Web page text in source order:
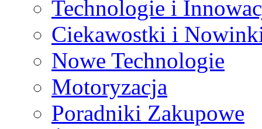
Technologie i
Ciekawostki i
Nowe Technologie
Motoryzacja
Poradniki Zakupowe